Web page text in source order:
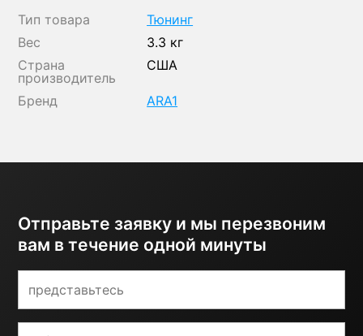
Тип товара
Тюнинг
Вес
3.3 кг
Страна
производитель
США
Бренд ARA1
Отправьте заявку и мы перезвоним
вам в течение одной минуты